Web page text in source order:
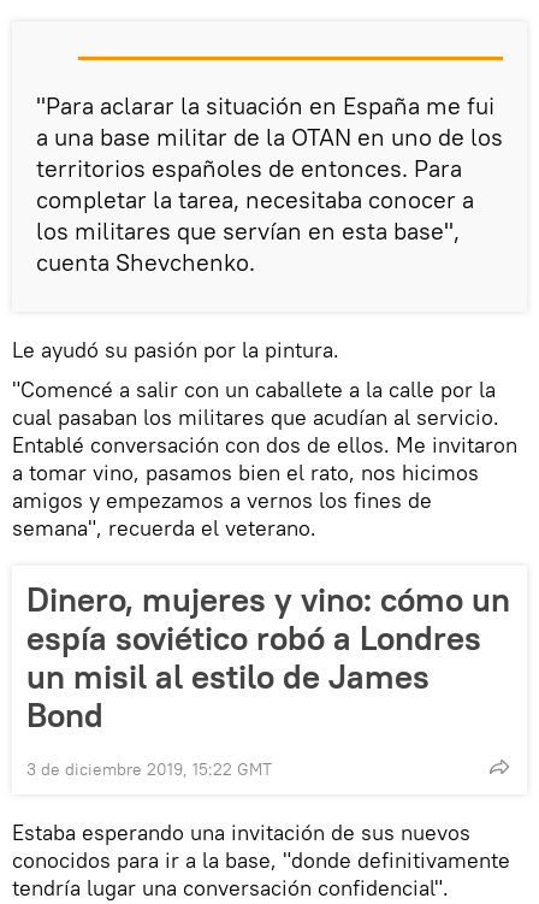
"Para aclarar la situación en España me fui
a una base militar de la OTAN en uno de los
territorios españoles de entonces. Para
completar la tarea, necesitaba conocer a
los militares que servían en esta base",
cuenta Shevchenko.
Le ayudó su pasión por la pintura.
"Comencé a salir con un caballete a la calle por la
cual pasaban los militares que acudían al servicio.
Entablé conversación con dos de ellos. Me invitaron
a tomar vino, pasamos bien el rato, nos hicimos
amigos y empezamos a vernos los fines de
semana", recuerda el veterano.
Dinero, mujeres y vino: cómo un
espía soviético robó a Londres
un misil al estilo de James
Bond
3 de diciembre 2019, 15:22 GMT
Estaba esperando una invitación de sus nuevos
conocidos para ir a la base, "donde definitivamente
tendría lugar una conversación confidencial".